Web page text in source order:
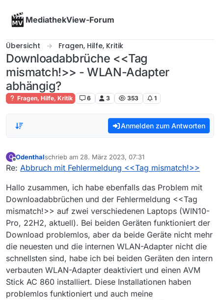
MediathekView-Forum
Übersicht Fragen, Hilfe, Kritik
Downloadabbrüche <<Tag
mismatch!>> - WLAN-Adapter
abhängig?
Fragen, Hilfe, Kritik 6 3 353 1
Anmelden zum Antworten
O
Offline
Odenthalschrieb am 28. März 2023, 07:31
zuletzt editiert von
Re: Abbruch mit Fehlermeldung <<Tag mismatch!>>
Hallo zusammen, ich habe ebenfalls das Problem mit
Downloadabbrüchen und der Fehlermeldung <<Tag
mismatch!>> auf zwei verschiedenen Laptops (WIN10-
Pro, 22H2, aktuell). Bei beiden Geräten funktioniert der
Download problemlos, aber da beide Geräte nicht mehr
die neuesten und die internen WLAN-Adapter nicht die
schnellsten sind, habe ich bei beiden Geräten den intern
verbauten WLAN-Adapter deaktiviert und einen AVM
Stick AC 860 installiert. Diese Installationen haben
problemlos funktioniert und auch meine